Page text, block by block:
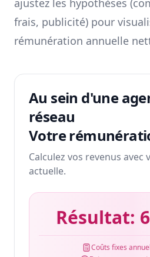
ajustez les hypothèses
frais, publicité) pour
rémunération annuelle
Au sein d'une
réseau
Votre
Calculez vos revenus
actuelle.
Résultat:
Coûts fixes